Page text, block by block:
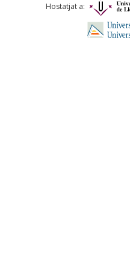
Hostatjat a: